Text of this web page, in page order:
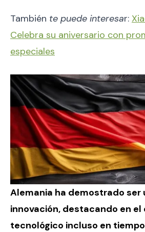
También te puede interesar:
Celebra su aniversario con
especiales
Alemania ha demostrado ser
innovación, destacando en el
tecnológico incluso en